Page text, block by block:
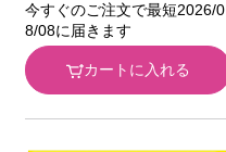
今すぐのご注文で最短2026/0
8/08に届きます
カートに入れる